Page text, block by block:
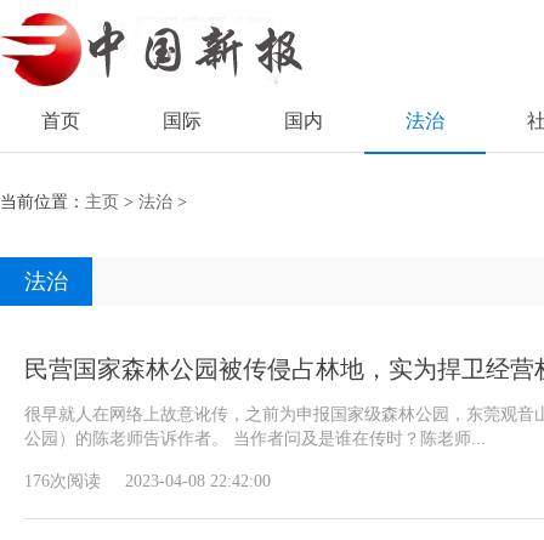
首页 国际 国内 法治
当前位置： 主页 > 法治 >
法治
民营国家森林公园被传侵占林地，实为捍卫经营
很早就人在网络上故意讹传，之前为申报国家级森林公园，东莞观
公园）的陈老师告诉作者。 当作者问及是谁在传时？陈老师...
176次阅读 2023-04-08 22:42:00